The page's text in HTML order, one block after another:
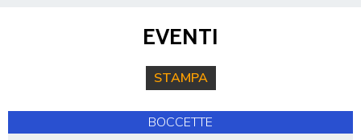
EVENTI
STAMPA
BOCCETTE